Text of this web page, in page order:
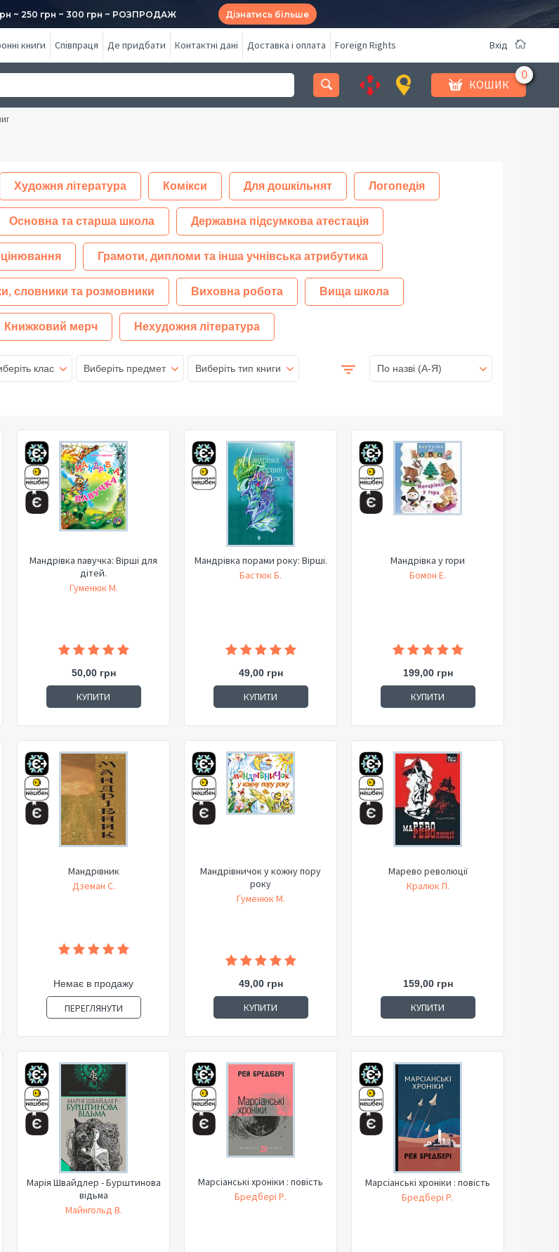
~ 250 грн ~ 300 грн ~ РОЗПРОДАЖ Дізнатись більше
книги Співпраця Де придбати Контактні дані Доставка і оплата Foreign Rights Вхід
КОШИК
Художня література Комікси Для дошкільнят Логопедія
Основна та старша школа Державна підсумкова атестація
Грамоти, дипломи та інша учнівська атрибутика
словники та розмовники Виховна робота Вища школа
Книжковий мерч Нехудожня література
клас Виберіть предмет Виберіть тип книги По назві (A-Я)
Мандрівка павучка: Вірші для
дітей.
Гуменюк М.
50,00 грн
КУПИТИ
Мандрівка порами року: Вірші.
Бастюк Б.
49,00 грн
КУПИТИ
Мандрівка у гори
Бомон Е.
199,00 грн
КУПИТИ
Мандрівник
Дземан С.
Немає в продажу
ПЕРЕГЛЯНУТИ
Мандрівничок у кожну пору
року
Гуменюк М.
49,00 грн
КУПИТИ
Марево революції
Кралюк П.
159,00 грн
КУПИТИ
Марія Швайдлер - Бурштинова
відьма
Майнгольд В.
Марсіанські хроніки : повість
Бредбері Р.
Марсіанські хроніки : повість
Бредбері Р.